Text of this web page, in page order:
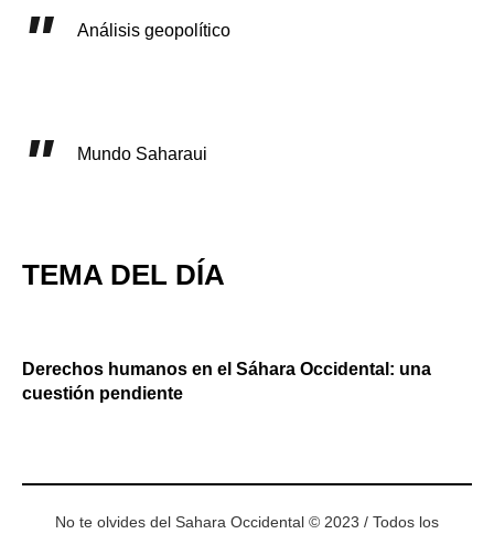
Análisis geopolítico
Mundo Saharaui
TEMA DEL DÍA
Derechos humanos en el Sáhara Occidental: una
cuestión pendiente
No te olvides del Sahara Occidental © 2023 / Todos los